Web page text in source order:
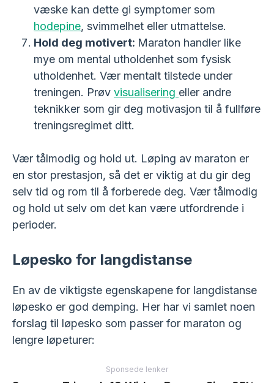
væske kan dette gi symptomer som
hodepine, svimmelhet eller utmattelse.
Hold deg motivert: Maraton handler like
mye om mental utholdenhet som fysisk
utholdenhet. Vær mentalt tilstede under
treningen. Prøv visualisering eller andre
teknikker som gir deg motivasjon til å fullføre
treningsregimet ditt.
Vær tålmodig og hold ut. Løping av maraton er
en stor prestasjon, så det er viktig at du gir deg
selv tid og rom til å forberede deg. Vær tålmodig
og hold ut selv om det kan være utfordrende i
perioder.
Løpesko for langdistanse
En av de viktigste egenskapene for langdistanse
løpesko er god demping. Her har vi samlet noen
forslag til løpesko som passer for maraton og
lengre løpeturer:
Sponsede lenker